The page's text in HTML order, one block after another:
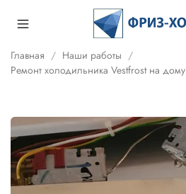
Главная
Наши работы
Ремонт холодильника Vestfrost на дому